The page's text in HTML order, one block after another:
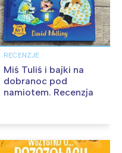
RECENZJE
Miś Tuliś i bajki na
dobranoc pod
namiotem. Recenzja